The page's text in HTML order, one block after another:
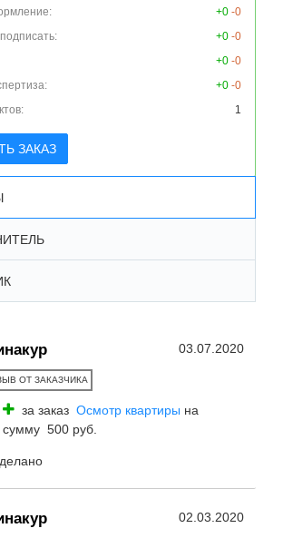
+0 -0
+0 -0
+0 -0
+0 -0
1
ЗАКАЗ
03.07.2020
ОТ ЗАКАЗЧИКА
за заказ Осмотр квартиры на
сумму 500 руб.
02.03.2020